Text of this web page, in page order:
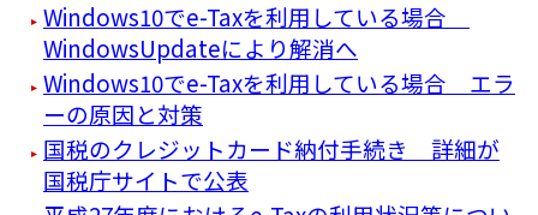
Windows10でe-Taxを利用している場合
WindowsUpdateにより解消へ
Windows10でe-Taxを利用している場合 エラ
ーの原因と対策
国税のクレジットカード納付手続き 詳細が
国税庁サイトで公表